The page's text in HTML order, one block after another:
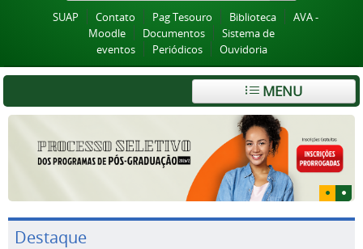
SUAP Contato Pag Tesouro Biblioteca
AVA -
Moodle
Documentos
Sistema de
eventos
Periódicos Ouvidoria
MENU
Destaque